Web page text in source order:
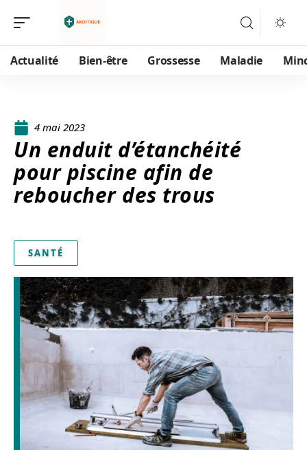
Actualité Bien-être Grossesse Maladie
4 mai 2023
Un enduit d’étanchéité
pour piscine afin de
reboucher des trous
SANTÉ